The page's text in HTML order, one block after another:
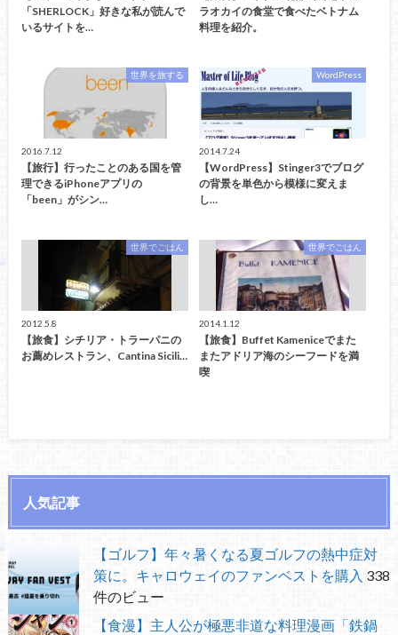
「SHERLOCK」好きな私が読んで
いるサイトを…
ラオカイの食堂で食べたベトナム
料理を紹介。
世界を旅する
2016.7.12
【旅行】行ったことのある国を管
理できるiPhoneアプリの
「been」がシン…
WordPress
2014.7.24
【WordPress】Stinger3でブログ
の背景を単色から模様に変えま
し…
世界でごはん
2012.5.8
【旅食】シチリア・トラーパニの
お薦めレストラン、Cantina Sicili…
世界でごはん
2014.1.12
【旅食】Buffet Kameniceでまた
またアドリア海のシーフードを満
喫
人気記事
【ゴルフ】年々暑くなる夏ゴルフの熱中症対
策に。キャロウェイのファンベストを購入 338
件のビュー
【食漫】主人公が極悪非道な料理漫画「鉄鍋